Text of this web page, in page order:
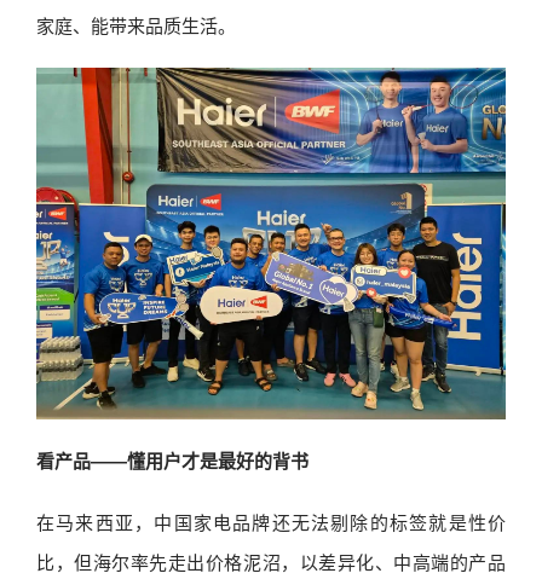
家庭、能带来品质生活。
看产品——懂用户才是最好的背书
在马来西亚，中国家电品牌还无法剔除的标签就是性价
比，但海尔率先走出价格泥沼，以差异化、中高端的产品